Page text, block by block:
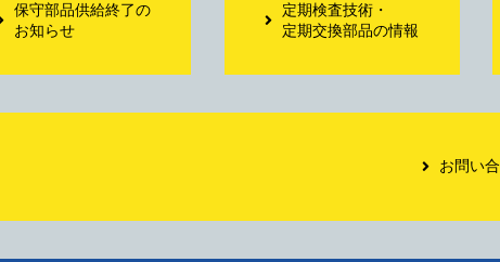
保守部品供給終了の
お知らせ
定期検査技術・
定期交換部品の情報
お問い